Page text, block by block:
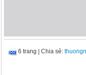
6 trang |Chia sẻ: